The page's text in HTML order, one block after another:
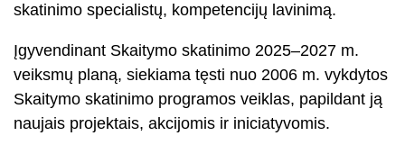
skatinimo specialistų, kompetencijų lavinimą.
Įgyvendinant Skaitymo skatinimo 2025–2027 m.
veiksmų planą, siekiama tęsti nuo 2006 m. vykdytos
Skaitymo skatinimo programos veiklas, papildant ją
naujais projektais, akcijomis ir iniciatyvomis.